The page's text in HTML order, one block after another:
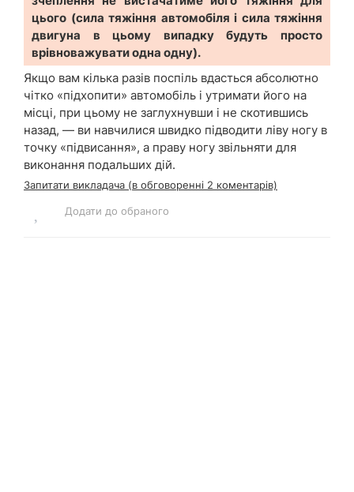
цього (сила тяжіння автомобіля і сила тяжіння
двигуна в цьому випадку будуть просто
врівноважувати одна одну).
Якщо вам кілька разів поспіль вдасться абсолютно
чітко «підхопити» автомобіль і утримати його на
місці, при цьому не заглухнувши і не скотившись
назад, — ви навчилися швидко підводити ліву ногу в
точку «підвисання», а праву ногу звільняти для
виконання подальших дій.
Запитати викладача (в обговоренні 2 коментарів)
Додати до обраного